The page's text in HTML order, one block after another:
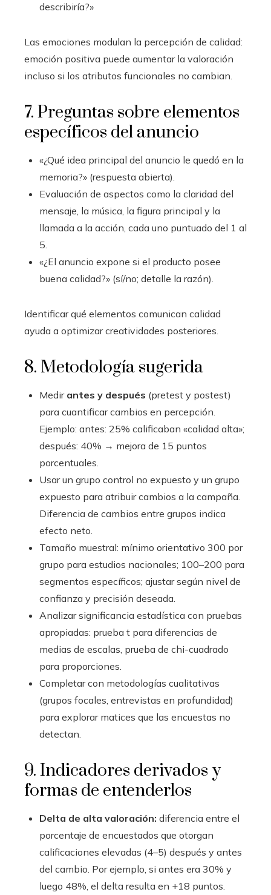
describiría?»
Las emociones modulan la percepción de calidad:
emoción positiva puede aumentar la valoración
incluso si los atributos funcionales no cambian.
7. Preguntas sobre elementos
específicos del anuncio
«¿Qué idea principal del anuncio le quedó en la
memoria?» (respuesta abierta).
Evaluación de aspectos como la claridad del
mensaje, la música, la figura principal y la
llamada a la acción, cada uno puntuado del 1 al
5.
«¿El anuncio expone si el producto posee
buena calidad?» (sí/no; detalle la razón).
Identificar qué elementos comunican calidad
ayuda a optimizar creatividades posteriores.
8. Metodología sugerida
Medir antes y después (pretest y postest)
para cuantificar cambios en percepción.
Ejemplo: antes: 25% calificaban «calidad alta»;
después: 40% → mejora de 15 puntos
porcentuales.
Usar un grupo control no expuesto y un grupo
expuesto para atribuir cambios a la campaña.
Diferencia de cambios entre grupos indica
efecto neto.
Tamaño muestral: mínimo orientativo 300 por
grupo para estudios nacionales; 100–200 para
segmentos específicos; ajustar según nivel de
confianza y precisión deseada.
Analizar significancia estadística con pruebas
apropiadas: prueba t para diferencias de
medias de escalas, prueba de chi-cuadrado
para proporciones.
Completar con metodologías cualitativas
(grupos focales, entrevistas en profundidad)
para explorar matices que las encuestas no
detectan.
9. Indicadores derivados y
formas de entenderlos
Delta de alta valoración: diferencia entre el
porcentaje de encuestados que otorgan
calificaciones elevadas (4–5) después y antes
del cambio. Por ejemplo, si antes era 30% y
luego 48%, el delta resulta en +18 puntos.